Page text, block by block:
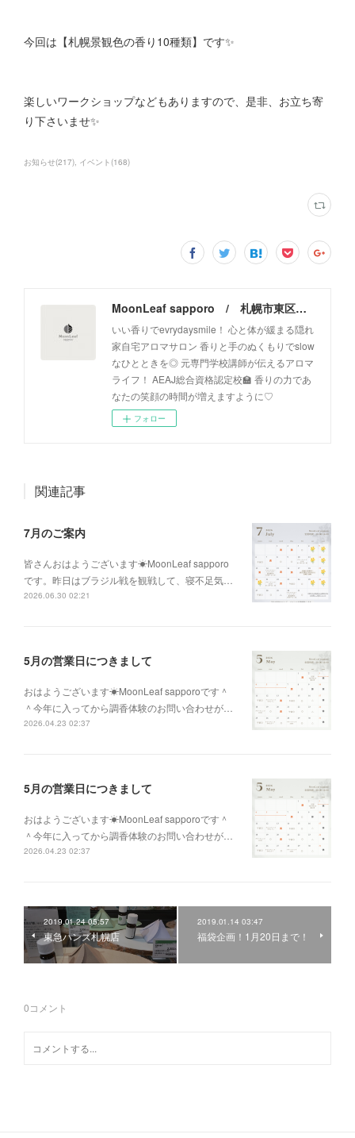
今回は【札幌景観色の香り10種類】です✨
楽しいワークショップなどもありますので、是非、お立ち寄
り下さいませ✨
お知らせ(217) イベント (168)
MoonLeaf sapporo / 札幌市東区の100種類以上の香りが楽しめるアロマスクール＆トリートメントサロン
いい香りでevrydaysmile！ 心と体が緩まる隠れ
家自宅アロマサロン 香りと手のぬくもりでslow
なひとときを◎ 元専門学校講師が伝えるアロマ
ライフ！ AEAJ総合資格認定校🏫 香りの力であ
なたの笑顔の時間が増えますように♡
フォロー
関連記事
7月のご案内
皆さんおはようございます☀MoonLeaf sapporo
です。昨日はブラジル戦を観戦して、寝不足気…
2026.06.30 02:21
5月の営業日につきまして
おはようございます☀MoonLeaf sapporoです＾
＾今年に入ってから調香体験のお問い合わせが…
2026.04.23 02:37
5月の営業日につきまして
おはようございます☀MoonLeaf sapporoです＾
＾今年に入ってから調香体験のお問い合わせが…
2026.04.23 02:37
2019.01.24 05:57
東急ハンズ札幌店
2019.01.14 03:47
福袋企画！1月20日まで！
0コメント